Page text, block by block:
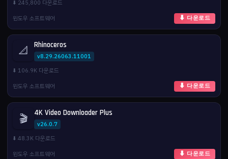
⬇️ 245,800 다운로드
윈도우 소프트웨어
⬇ 다운로드
📐 Rhinoceros
v8.29.26063.11001
⬇️ 106.9K 다운로드
윈도우 소프트웨어
⬇ 다운로드
🎬 4K Video Downloader Plus
v26.0.7
⬇️ 48.3K 다운로드
윈도우 소프트웨어
⬇ 다운로드